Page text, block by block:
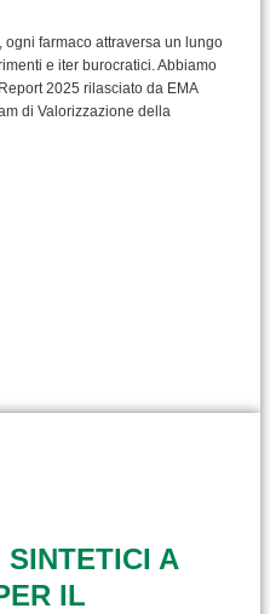
farmaco attraversa un lungo
e iter burocratici. Abbiamo
2025 rilasciato da EMA
di Valorizzazione della
SINTETICI A
IL